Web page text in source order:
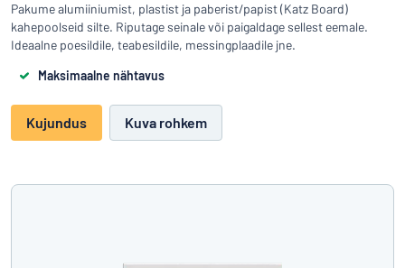
Pakume alumiiniumist, plastist ja paberist/papist (Katz Board)
kahepoolseid silte. Riputage seinale või paigaldage sellest eemale.
Ideaalne poesildile, teabesildile, messingplaadile jne.
Maksimaalne nähtavus
Kujundus Kuva rohkem